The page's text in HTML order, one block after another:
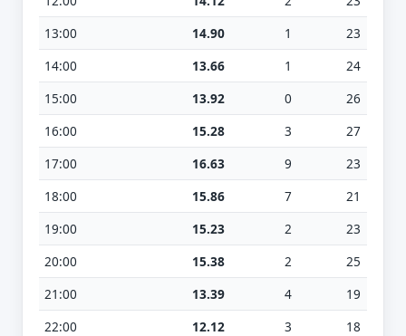
13:00
14.90 1
23
14:00
13.66 1
24
15:00
13.92 0
26
16:00
15.28 3
27
17:00
16.63 9
23
18:00
15.86 7
21
19:00
15.23 2
23
20:00
15.38 2
25
21:00
13.39 4
19
22:00
12.12 3
18